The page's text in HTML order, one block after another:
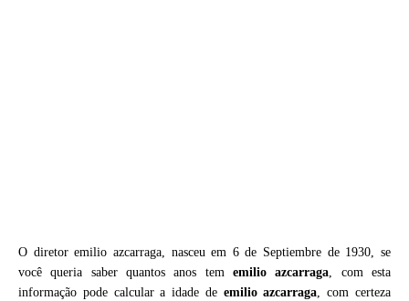
O diretor emilio azcarraga, nasceu em 6 de Septiembre de 1930, se
você queria saber quantos anos tem emilio azcarraga, com esta
informação pode calcular a idade de emilio azcarraga, com certeza